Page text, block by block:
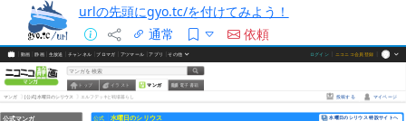
urlの先頭にgyo.tc/を付けてみよう！
通常
依頼